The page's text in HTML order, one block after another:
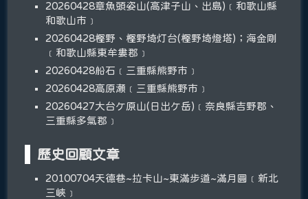
20260428章魚頭姿山(高津子山、出島)﹝和歌山縣
和歌山市﹞
20260428樫野、樫野埼灯台(樫野埼燈塔)；海金剛
﹝和歌山縣東牟婁郡﹞
20260428船石﹝三重縣熊野市﹞
20260428高原瀬﹝三重縣熊野市﹞
20260427大台ケ原山(日出ケ岳)﹝奈良縣吉野郡、
三重縣多氣郡﹞
歷史回顧文章
20100704天德巷~拉卡山~東滿步道~滿月圓﹝新北
三峽﹞